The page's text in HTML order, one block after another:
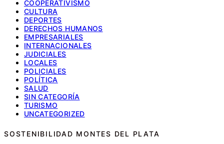
COOPERATIVISMO
CULTURA
DEPORTES
DERECHOS HUMANOS
EMPRESARIALES
INTERNACIONALES
JUDICIALES
LOCALES
POLICIALES
POLÍTICA
SALUD
SIN CATEGORÍA
TURISMO
UNCATEGORIZED
SOSTENIBILIDAD MONTES DEL PLATA